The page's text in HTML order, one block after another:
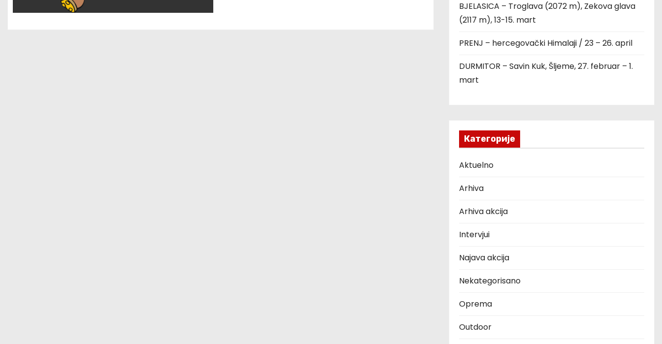
BJELASICA – Troglava (2072 m), Zekova glava
(2117 m), 13-15. mart
PRENJ – hercegovački Himalaji / 23 – 26. april
DURMITOR – Savin Kuk, Šljeme, 27. februar – 1.
mart
Категорије
Aktuelno
Arhiva
Arhiva akcija
Intervjui
Najava akcija
Nekategorisano
Oprema
Outdoor